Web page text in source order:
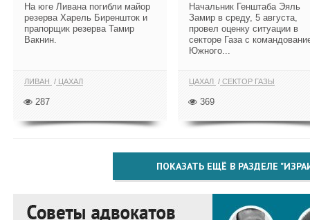
На юге Ливана погибли майор
резерва Харель Биреншток и
прапорщик резерва Тамир
Вакнин.
ЛИВАН ЦАХАЛ
287
Начальник Генштаба Эяль
Замир в среду, 5 августа,
провел оценку ситуации в
секторе Газа с
Южного...
ЦАХАЛ СЕКТОР ГАЗЫ
369
ПОКАЗАТЬ ЕЩЁ В РАЗДЕЛЕ